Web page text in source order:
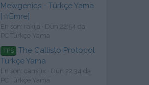
Mewgenics - Türkçe Yama
[☆Emre]
En son: rakija
Dün 22:54 da
PC Türkçe Yama
TPS
The Callisto Protocol
Türkçe Yama
En son: cansux
Dün 22:34 da
PC Türkçe Yama